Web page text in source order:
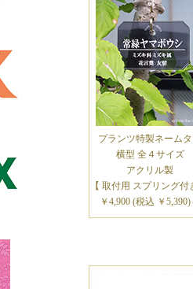
プランツ特製ネーム
横型 全４サイズ
アクリル製
【 取付用 スプリング付
￥4,900 (税込 ￥5,390)